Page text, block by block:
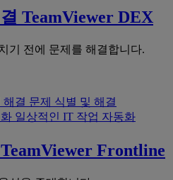
TeamViewer DEX
기 전에 문제를 해결합니다.
해결 문제 식별 및 해결
일상적인 IT 작업 자동화
TeamViewer Frontline